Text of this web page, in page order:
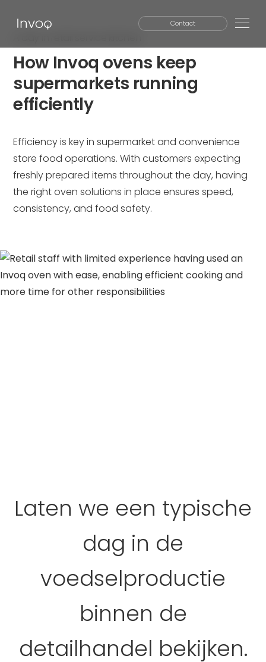
Contact
SEARCH
How Invoq ovens keep
supermarkets running
efficiently
Efficiency is key in supermarket and convenience
store food operations. With customers expecting
freshly prepared items throughout the day, having
the right oven solutions in place ensures speed,
consistency, and food safety.
Laten we een typische
dag in de
voedselproductie
binnen de
detailhandel bekijken.